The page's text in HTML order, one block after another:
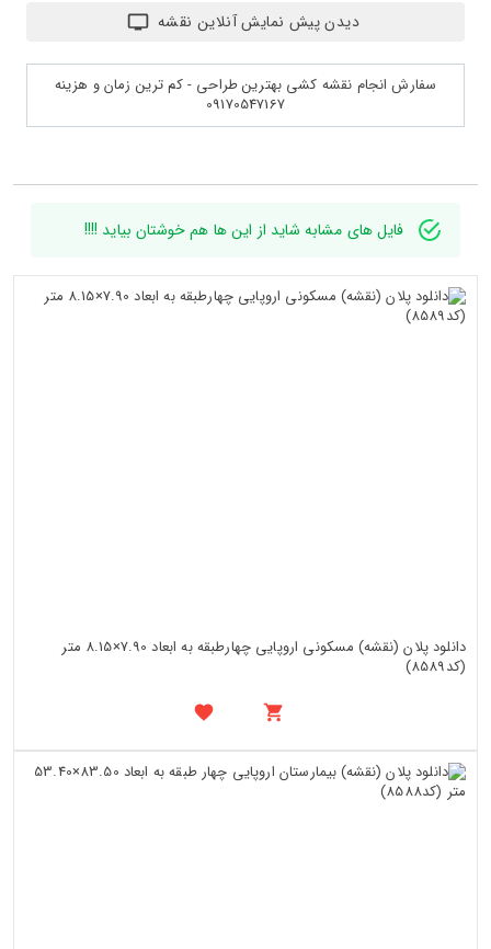
دیدن پیش نمایش آنلاین نقشه
سفارش انجام نقشه کشی بهترین طراحی - کم ترین زمان و هزینه
09170547167
فایل های مشابه شاید از این ها هم خوشتان بیاید !!!!
دانلود پلان (نقشه) مسکونی اروپایی چهارطبقه به ابعاد 7.90×8.15 متر
(کد8589)